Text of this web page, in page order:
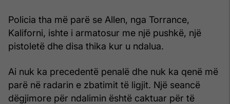
Policia tha më parë se Allen, nga Torrance,
Kaliforni, ishte i armatosur me një pushkë, një
pistoletë dhe disa thika kur u ndalua.
Ai nuk ka precedentë penalë dhe nuk ka qenë më
parë në radarin e zbatimit të ligjit. Një seancë
dëgjimore për ndalimin është caktuar për të